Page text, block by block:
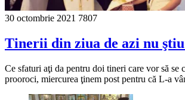
30 octombrie 2021 7807
Tinerii din ziua de azi nu
Ce sfaturi aţi da pentru doi tineri care vor să se
prooroci, miercurea ţinem post pentru că L-a